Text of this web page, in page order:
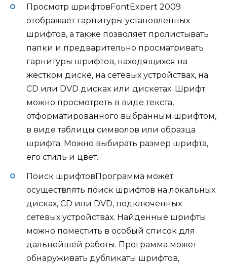
Просмотр шрифтовFontExpert 2009
отображает гарнитуры установленных
шрифтов, а также позволяет пролистывать
папки и предварительно просматривать
гарнитуры шрифтов, находящихся на
жестком диске, на сетевых устройствах, на
CD или DVD дисках или дискетах. Шрифт
можно просмотреть в виде текста,
отформатированного выбранным шрифтом,
в виде таблицы символов или образца
шрифта. Можно выбирать размер шрифта,
его стиль и цвет.
Поиск шрифтовПрограмма может
осуществлять поиск шрифтов на локальных
дисках, CD или DVD, подключенных
сетевых устройствах. Найденные шрифты
можно поместить в особый список для
дальнейшей работы. Программа может
обнаруживать дубликаты шрифтов,